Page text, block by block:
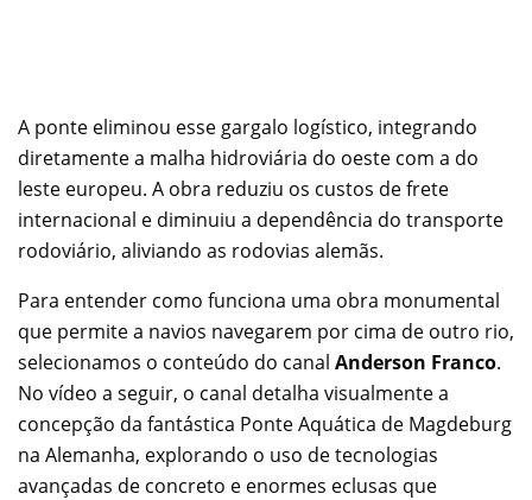
A ponte eliminou esse gargalo logístico, integrando
diretamente a malha hidroviária do oeste com a do
leste europeu. A obra reduziu os custos de frete
internacional e diminuiu a dependência do transporte
rodoviário, aliviando as rodovias alemãs.
Para entender como funciona uma obra monumental
que permite a navios navegarem por cima de outro rio,
selecionamos o conteúdo do canal Anderson Franco.
No vídeo a seguir, o canal detalha visualmente a
concepção da fantástica Ponte Aquática de Magdeburg
na Alemanha, explorando o uso de tecnologias
avançadas de concreto e enormes eclusas que